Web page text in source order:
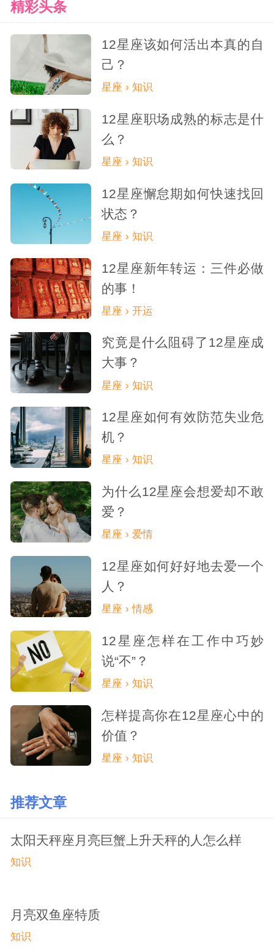
精彩头条
12星座该如何活出本真的自
己？
星座 › 知识
12星座职场成熟的标志是什
么？
星座 › 知识
12星座懈怠期如何快速找回
状态？
星座 › 知识
12星座新年转运：三件必做
的事！
星座 › 开运
究竟是什么阻碍了12星座成
大事？
星座 › 知识
12星座如何有效防范失业危
机？
星座 › 知识
为什么12星座会想爱却不敢
爱？
星座 › 爱情
12星座如何好好地去爱一个
人？
星座 › 情感
12星座怎样在工作中巧妙
说“不”？
星座 › 知识
怎样提高你在12星座心中的
价值？
星座 › 知识
推荐文章
太阳天秤座月亮巨蟹上升天秤的人怎么样
知识
月亮双鱼座特质
知识